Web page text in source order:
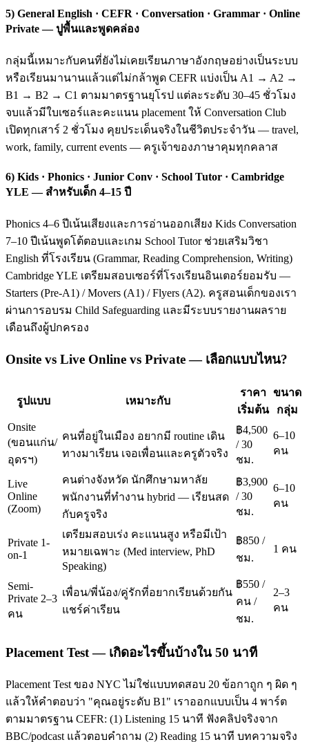
5) General English · CEFR · Conversation · Grammar · Online
Private — ปูพื้นและพูดคล่อง
กลุ่มนี้เหมาะกับคนที่ยังไม่เคยเรียนภาษาอังกฤษอย่างเป็นระบบ
หรือเรียนมานานแล้วแต่ไม่กล้าพูด CEFR แบ่งเป็น A1 → A2 →
B1 → B2 → C1 ตามมาตรฐานยุโรป แต่ละระดับ 30–45 ชั่วโมง
จบแล้วมีใบเซอร์และคะแนน placement ให้ Conversation Club
เปิดทุกเสาร์ 2 ชั่วโมง คุยประเด็นจริงในชีวิตประจำวัน — travel,
work, family, current events — ครูเจ้าของภาษาคุมทุกคลาส
6) Kids · Phonics · Junior Conv · School Tutor · Cambridge
YLE — สำหรับเด็ก 4–15 ปี
Phonics 4–6 ปีเน้นเสียงและการอ่านออกเสียง Kids Conversation
7–10 ปีเน้นพูดโต้ตอบและเกม School Tutor ช่วยเสริมวิชา
English ที่โรงเรียน (Grammar, Reading Comprehension, Writing)
Cambridge YLE เตรียมสอบเซอร์ที่โรงเรียนอินเตอร์ยอมรับ —
Starters (Pre-A1) / Movers (A1) / Flyers (A2). ครูสอนเด็กของเรา
ผ่านการอบรม Child Safeguarding และมีระบบรายงานผลราย
เดือนถึงผู้ปกครอง
Onsite vs Live Online vs Private — เลือกแบบไหน?
รูปแบบ เหมาะกับ
ราคา
เริ่มต้น
ขนาด
กลุ่ม
Onsite
(ขอนแก่น/
อุดรฯ)
คนที่อยู่ในเมือง อยากมี routine เดิน
ทางมาเรียน เจอเพื่อนและครูตัวจริง
฿4,500
/ 30
ชม.
6–10
คน
Live
Online
(Zoom)
คนต่างจังหวัด นักศึกษามหาลัย
พนักงานที่ทำงาน hybrid — เรียนสด
กับครูจริง
฿3,900
/ 30
ชม.
6–10
คน
Private 1-
on-1
เตรียมสอบเร่ง คะแนนสูง หรือมีเป้า
หมายเฉพาะ (Med interview, PhD
Speaking)
฿850 /
ชม.
1 คน
Semi-
Private 2–3
คน
เพื่อน/พี่น้อง/คู่รักที่อยากเรียนด้วยกัน
แชร์ค่าเรียน
฿550 /
คน /
ชม.
2–3
คน
Placement Test — เกิดอะไรขึ้นบ้างใน 50 นาที
Placement Test ของ NYC ไม่ใช่แบบทดสอบ 20 ข้อกาถูก ๆ ผิด ๆ
แล้วให้คำตอบว่า "คุณอยู่ระดับ B1" เราออกแบบเป็น 4 พาร์ต
ตามมาตรฐาน CEFR: (1) Listening 15 นาที ฟังคลิปจริงจาก
BBC/podcast แล้วตอบคำถาม (2) Reading 15 นาที บทความจริง